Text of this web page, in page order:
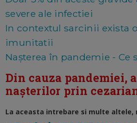
severe ale infectiei
In contextul sarcinii exista
imunitatii
Nașterea în pandemie - Ce
Din cauza pandemiei,
nașterilor prin
La aceasta intrebare si multe altele,